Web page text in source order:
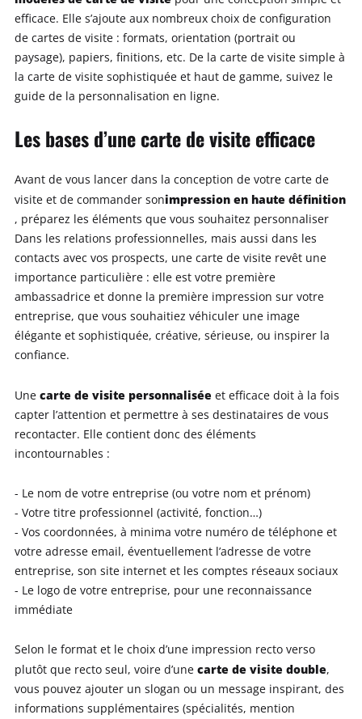
efficace. Elle s’ajoute aux nombreux choix de configuration
de cartes de visite : formats, orientation (portrait ou
paysage), papiers, finitions, etc. De la carte de visite simple à
la carte de visite sophistiquée et haut de gamme, suivez le
guide de la personnalisation en ligne.
Les bases d’une carte de visite efficace
Avant de vous lancer dans la conception de votre carte de
visite et de commander sonimpression en haute définition
, préparez les éléments que vous souhaitez personnaliser
Dans les relations professionnelles, mais aussi dans les
contacts avec vos prospects, une carte de visite revêt une
importance particulière : elle est votre première
ambassadrice et donne la première impression sur votre
entreprise, que vous souhaitiez véhiculer une image
élégante et sophistiquée, créative, sérieuse, ou inspirer la
confiance.
Une carte de visite personnalisée et efficace doit à la fois
capter l’attention et permettre à ses destinataires de vous
recontacter. Elle contient donc des éléments
incontournables :
- Le nom de votre entreprise (ou votre nom et prénom)
- Votre titre professionnel (activité, fonction…)
- Vos coordonnées, à minima votre numéro de téléphone et
votre adresse email, éventuellement l’adresse de votre
entreprise, son site internet et les comptes réseaux sociaux
- Le logo de votre entreprise, pour une reconnaissance
immédiate
Selon le format et le choix d’une impression recto verso
plutôt que recto seul, voire d’une carte de visite double,
vous pouvez ajouter un slogan ou un message inspirant, des
informations supplémentaires (spécialités, mention